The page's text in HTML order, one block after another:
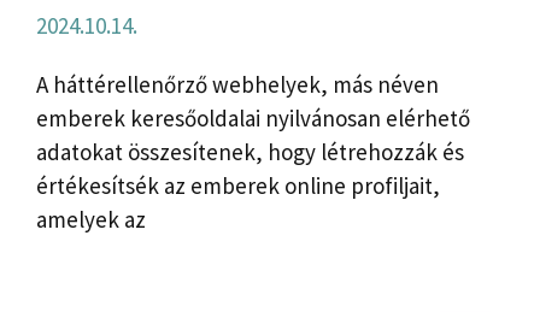
2024.10.14.
A háttérellenőrző webhelyek, más néven
emberek keresőoldalai nyilvánosan elérhető
adatokat összesítenek, hogy létrehozzák és
értékesítsék az emberek online profiljait,
amelyek az